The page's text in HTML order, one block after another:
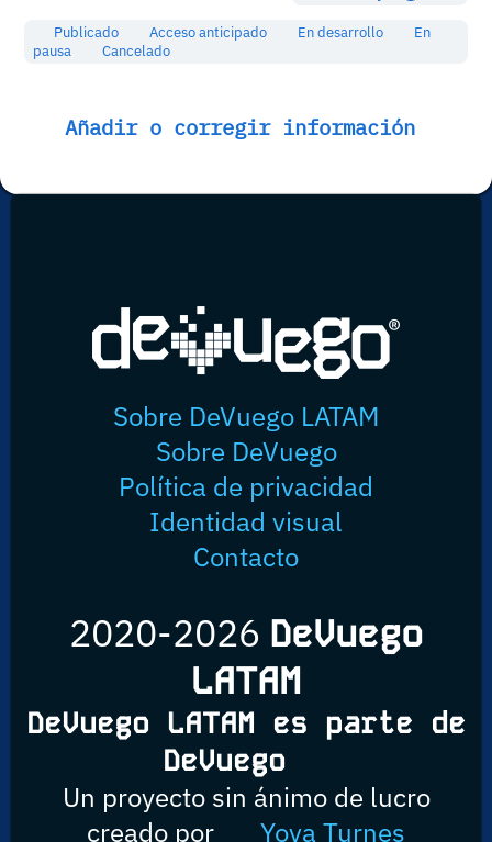
Publicado Acceso anticipado En desarrollo
En
pausa
Cancelado
Añadir o corregir información
Sobre DeVuego LATAM
Sobre DeVuego
Política de privacidad
Identidad visual
Contacto
2020-2026 DeVuego
LATAM
DeVuego LATAM es parte de
DeVuego
Un proyecto sin ánimo de lucro
creado por
Yova Turnes